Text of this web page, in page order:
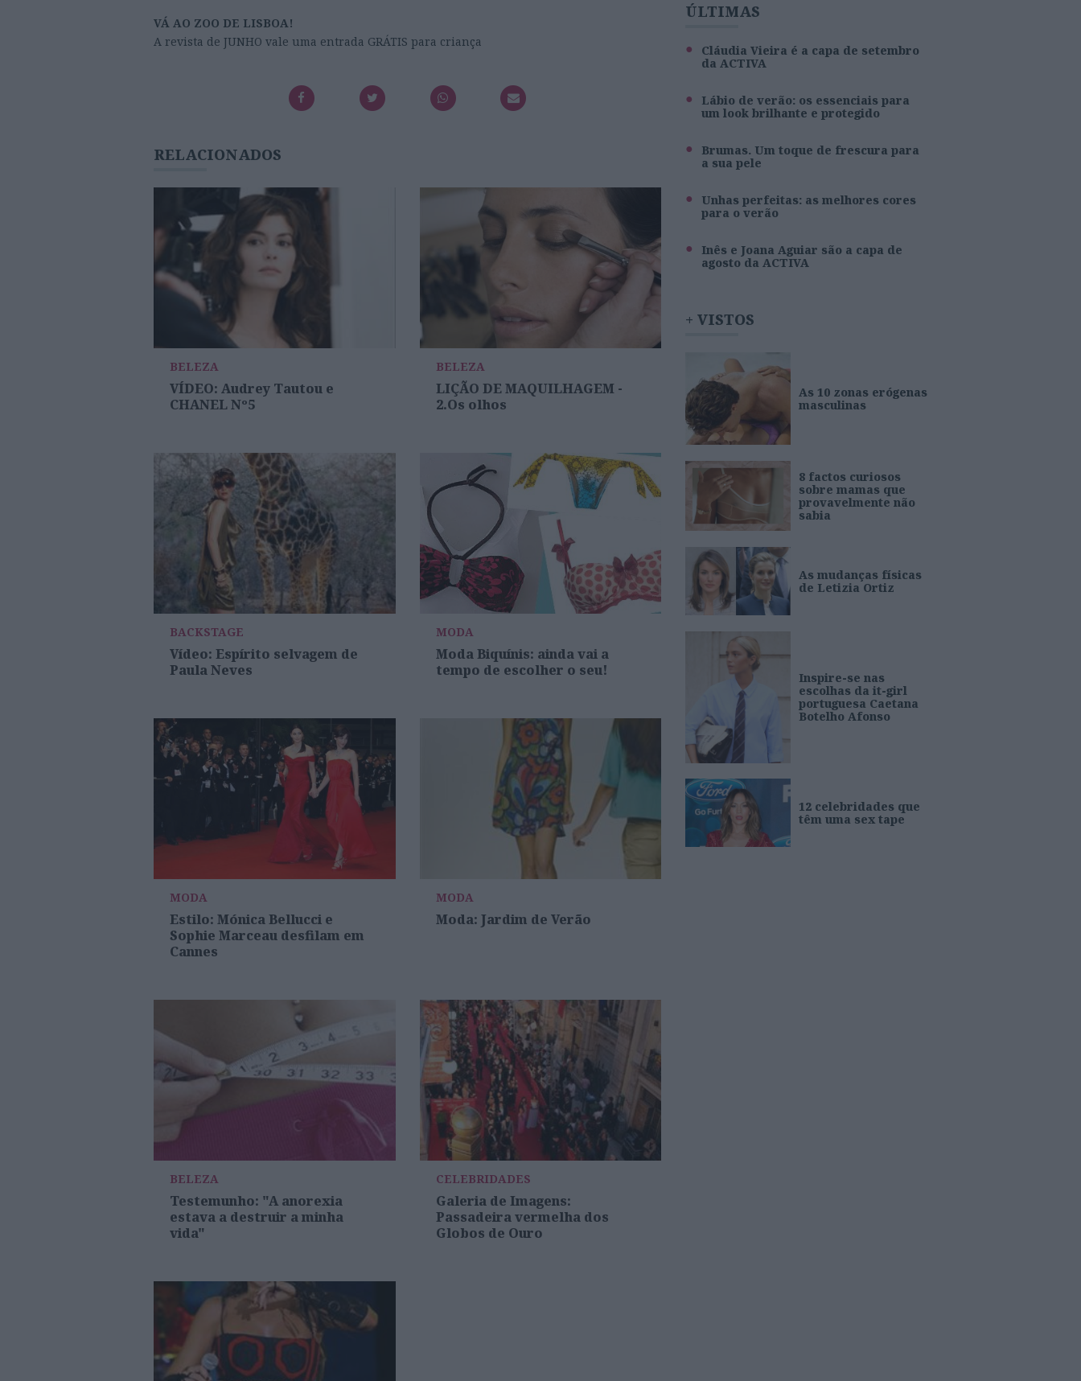
VÁ AO ZOO DE LISBOA!
A revista de JUNHO vale uma entrada GRÁTIS para criança
RELACIONADOS
BELEZA
VÍDEO: Audrey Tautou e
CHANEL Nº5
BELEZA
LIÇÃO DE MAQUILHAGEM -
2.Os olhos
BACKSTAGE
Vídeo: Espírito selvagem de
Paula Neves
MODA
Moda Biquínis: ainda vai a
tempo de escolher o seu!
MODA
Estilo: Mónica Bellucci e
Sophie Marceau desfilam em
Cannes
MODA
Moda: Jardim de Verão
BELEZA
Testemunho: "A anorexia
estava a destruir a minha
vida"
CELEBRIDADES
Galeria de Imagens:
Passadeira vermelha dos
Globos de Ouro
ÚLTIMAS
Cláudia Vieira é a capa de setembro
da ACTIVA
Lábio de verão: os essenciais para
um look brilhante e protegido
Brumas. Um toque de frescura para
a sua pele
Unhas perfeitas: as melhores cores
para o verão
Inês e Joana Aguiar são a capa de
agosto da ACTIVA
+ VISTOS
As 10 zonas erógenas
masculinas
8 factos curiosos
sobre mamas que
provavelmente não
sabia
As mudanças físicas
de Letizia Ortiz
Inspire-se nas
escolhas da it-girl
portuguesa Caetana
Botelho Afonso
12 celebridades que
têm uma sex tape